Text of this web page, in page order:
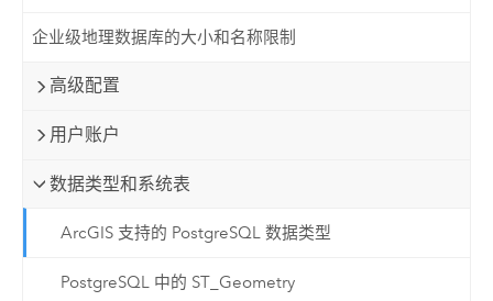
企业级地理数据库的大小和名称限制
高级配置
用户账户
数据类型和系统表
ArcGIS 支持的 PostgreSQL 数据类型
PostgreSQL 中的 ST_Geometry